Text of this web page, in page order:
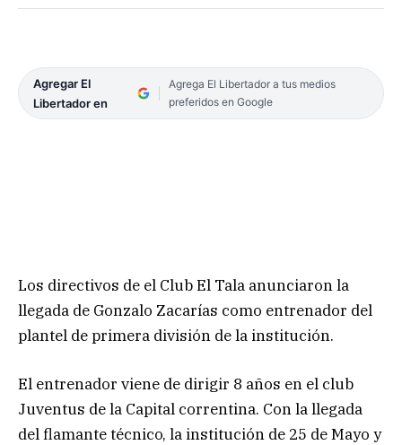
Agregar El
Libertador en
Agrega El Libertador a tus medios
preferidos en Google
Los directivos de el Club El Tala anunciaron la
llegada de Gonzalo Zacarías como entrenador del
plantel de primera división de la institución.
El entrenador viene de dirigir 8 años en el club
Juventus de la Capital correntina. Con la llegada
del flamante técnico, la institución de 25 de Mayo y